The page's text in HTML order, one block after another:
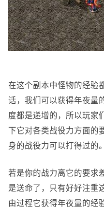
在这个副本中怪物的经验
话，我们可以获得年夜量
度都是递增的，所以玩家
下它对各类战役力方面的
身的战役力可以打得过的。
若是你的战力离它的要求
是送命了，只有好好注重
由过程它获得年夜量的经